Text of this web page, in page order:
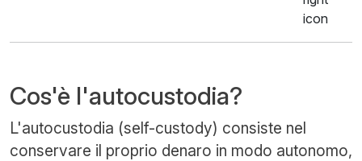
Cos'è l'autocustodia?
L'autocustodia (self-custody) consiste nel
conservare il proprio denaro in modo autonomo,